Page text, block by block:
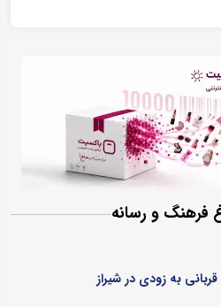
فرهنگ و رسانه
به زودی در شیراز